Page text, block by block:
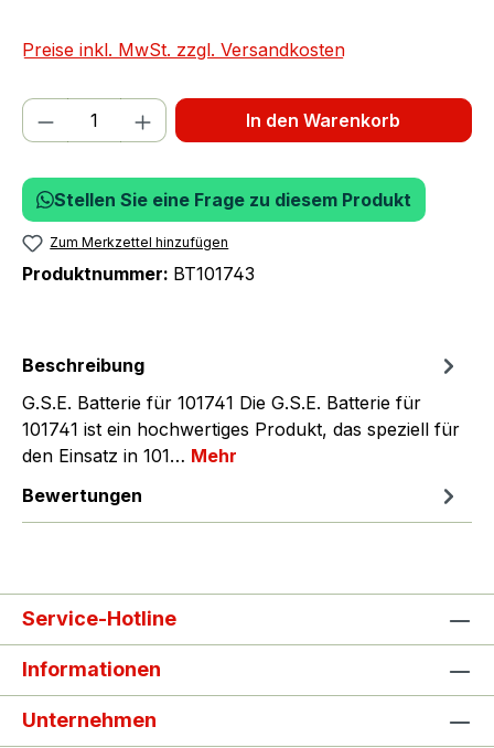
Preise inkl. MwSt. zzgl. Versandkosten
Produkt Anzahl: Gib den gewünschten
In den Warenkorb
Stellen Sie eine Frage zu diesem Produkt
Zum Merkzettel hinzufügen
Produktnummer: BT101743
Beschreibung
G.S.E. Batterie für 101741 Die G.S.E. Batterie für
101741 ist ein hochwertiges Produkt, das speziell für
den Einsatz in 101… Mehr
Bewertungen
Service-Hotline
Informationen
Unternehmen